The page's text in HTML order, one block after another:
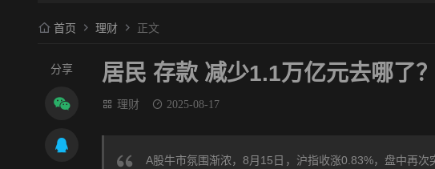
首页 理财 正文
分享 居民 存款 减少1.1万亿元去哪了
理财 2025-08-17
A股牛市氛围渐浓，8月15日，沪指收涨0.83%，盘中再